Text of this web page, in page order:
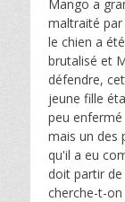
Mango a
maltraité
le chien a
brutalisé et
défendre,
jeune fille
peu
mais un des
qu'il a eu
doit partir
cherche-t-